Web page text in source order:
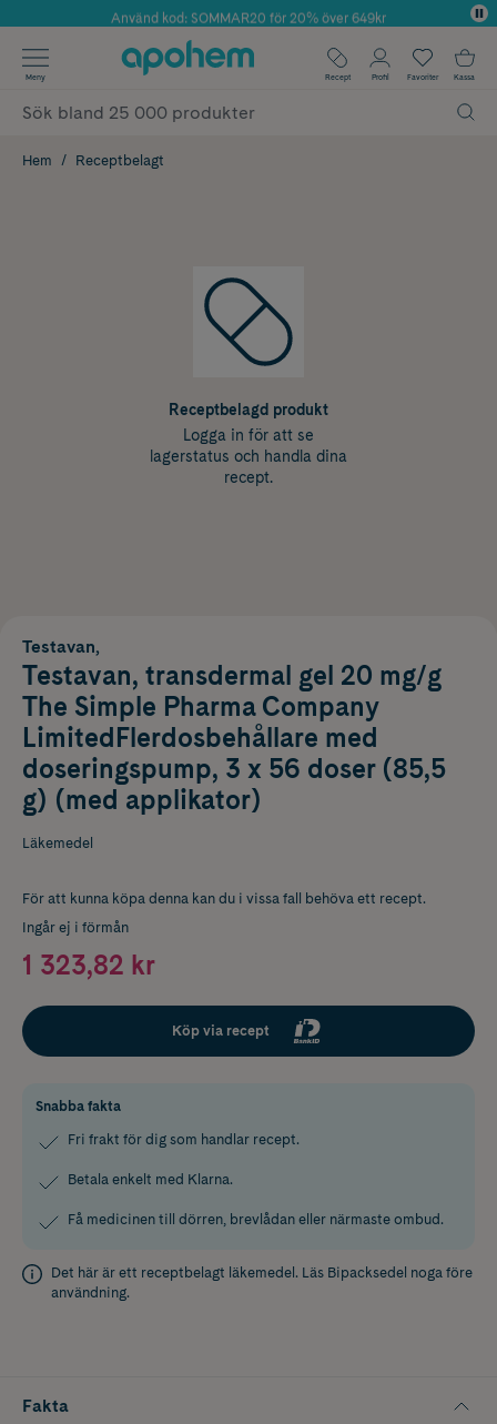
Årets Butik 2025 inom Skönhet
Använd kod: SOMMAR20 för 20% över 649kr
✓ Fri frakt
✓ Poäng på alla köp*
Meny Recept Profil Favoriter Kassa
Hem Receptbelagt
Receptbelagd produkt
Logga in för att se
lagerstatus och handla dina
recept.
Testavan,
Testavan, transdermal gel 20 mg/g
The Simple Pharma Company
LimitedFlerdosbehållare med
doseringspump, 3 x 56 doser (85,5
g) (med applikator)
Läkemedel
För att kunna köpa denna kan du i vissa fall behöva ett recept.
Ingår ej i förmån
1 323,82 kr
Köp via recept
Snabba fakta
Fri frakt för dig som handlar recept.
Betala enkelt med Klarna.
Få medicinen till dörren, brevlådan eller närmaste ombud.
Det här är ett receptbelagt läkemedel. Läs Bipacksedel noga före
användning.
Fakta